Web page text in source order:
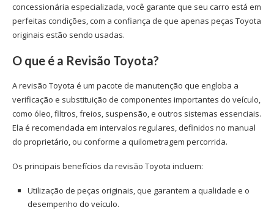
concessionária especializada, você garante que seu carro está em
perfeitas condições, com a confiança de que apenas peças Toyota
originais estão sendo usadas.
O que é a Revisão Toyota?
Arevisão Toyota é um pacote de manutenção que engloba a
verificação e substituição de componentes importantes do veículo,
como óleo, filtros, freios, suspensão, e outros sistemas essenciais.
Ela é recomendada em intervalos regulares, definidos no manual
do proprietário, ou conforme a quilometragem percorrida.
Os principais benefícios da revisão Toyota incluem:
Utilização de peças originais, que garantem a qualidade e o
desempenho do veículo.